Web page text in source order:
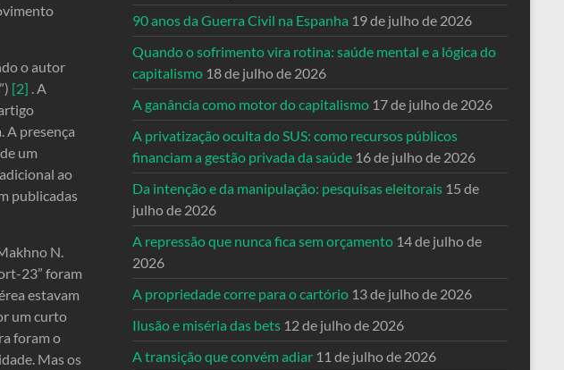
o autor
[2] . A
A presença
um
ao
publicadas
N.
23” foram
estavam
um curto
foram o
Mas os
90 anos da Guerra Civil na Espanha 19 de julho de 2026
Quando o sofrimento vira rotina: saúde mental e a lógica do
capitalismo 18 de julho de 2026
A ganância como motor do capitalismo 17 de julho de 2026
A privatização oculta do SUS: como recursos públicos
financiam a gestão privada da saúde 16 de julho de 2026
Da intenção e da manipulação: pesquisas eleitorais 15 de
julho de 2026
A repressão que nunca fica sem orçamento 14 de julho de
2026
A propriedade corre para o cartório 13 de julho de 2026
Ilusão e miséria das bets 12 de julho de 2026
A transição que convém adiar 11 de julho de 2026